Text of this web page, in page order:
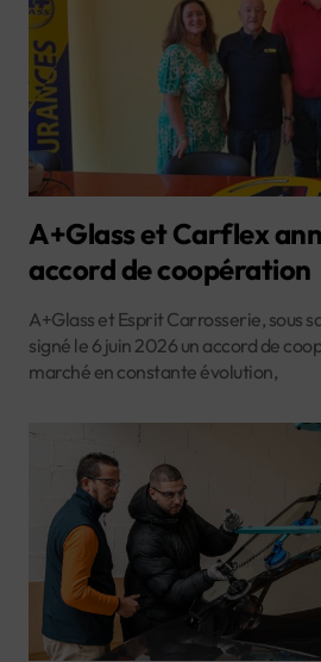
A+Glass et Carflex
accord de coopération
A+Glass et Esprit Carrosserie, sous
signé le 6 juin 2026 un accord de
marché en constante évolution,